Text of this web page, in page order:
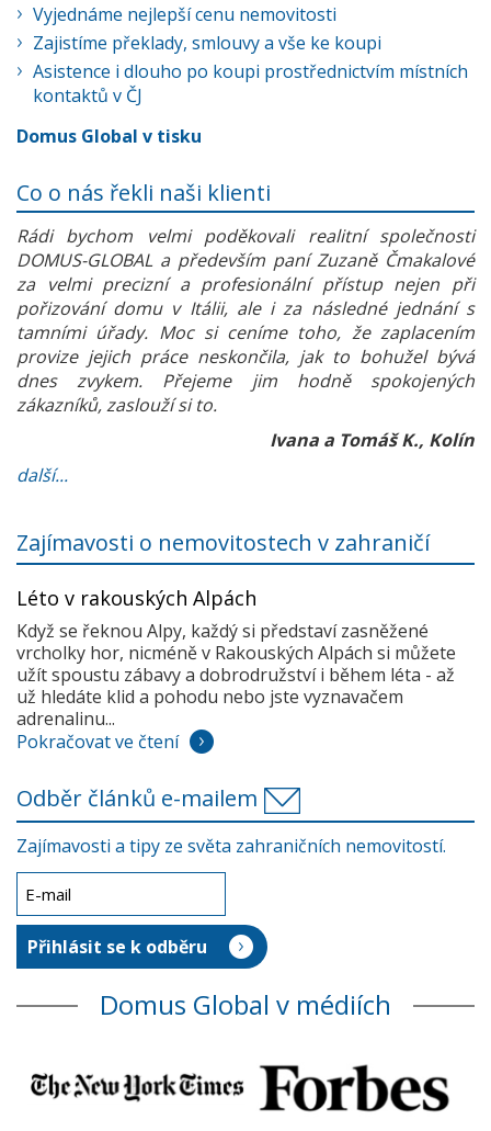
Vyjednáme nejlepší cenu nemovitosti
Zajistíme překlady, smlouvy a vše ke koupi
Asistence i dlouho po koupi prostřednictvím místních
kontaktů v ČJ
Domus Global v tisku
Co o nás řekli naši klienti
Rádi bychom velmi poděkovali realitní společnosti
DOMUS-GLOBAL a především paní Zuzaně Čmakalové
za velmi precizní a profesionální přístup nejen při
pořizování domu v Itálii, ale i za následné jednání s
tamními úřady. Moc si ceníme toho, že zaplacením
provize jejich práce neskončila, jak to bohužel bývá
dnes zvykem. Přejeme jim hodně spokojených
zákazníků, zaslouží si to.
Ivana a Tomáš K., Kolín
další...
Zajímavosti o nemovitostech v zahraničí
Léto v rakouských Alpách
Když se řeknou Alpy, každý si představí zasněžené
vrcholky hor, nicméně v Rakouských Alpách si můžete
užít spoustu zábavy a dobrodružství i během léta - až
už hledáte klid a pohodu nebo jste vyznavačem
adrenalinu...
Pokračovat ve čtení
Odběr článků e-mailem
Zajímavosti a tipy ze světa zahraničních nemovitostí.
Domus Global v médiích